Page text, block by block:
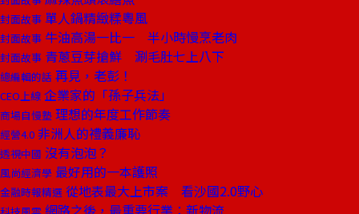
封面故事 單人鍋精緻糅粵風
封面故事 牛油高湯一比一 半小時慢烹老肉
封面故事 青蔥豆芽搶鮮 涮毛肚七上八下
總編輯的話 再見，老彭！
CEO上線 企業家的「孫子兵法」
商場自慢塾 理想的年度工作節奏
經營4.0 非洲人的禮義廉恥
透視中國 沒有泡泡？
風尚經濟學 最好用的一本護照
金融時報精選 從地表最大上市案 看沙國2.0野心
網路之後，最重要行業：新物流